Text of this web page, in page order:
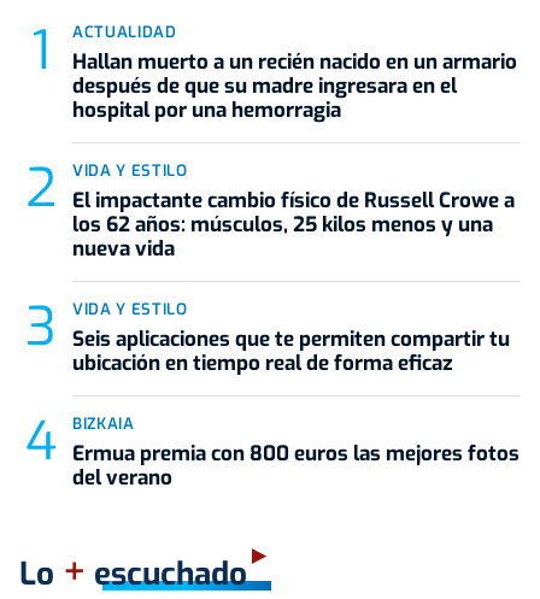
ACTUALIDAD
Hallan muerto a un recién nacido en un armario
después de que su madre ingresara en el
hospital por una hemorragia
VIDA Y ESTILO
El impactante cambio físico de Russell Crowe a
los 62 años: músculos, 25 kilos menos y una
nueva vida
VIDA Y ESTILO
Seis aplicaciones que te permiten compartir tu
ubicación en tiempo real de forma eficaz
BIZKAIA
Ermua premia con 800 euros las mejores fotos
del verano
Lo + escuchado